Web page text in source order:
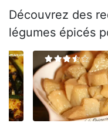
Découvrez des
légumes épicés